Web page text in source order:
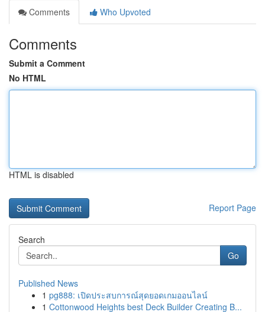
Comments
Who Upvoted
Comments
Submit a Comment
No HTML
HTML is disabled
Report Page
Search
Go
Published News
1 pg888: เปิดประสบการณ์สุดยอดเกมออนไลน์
1 Cottonwood Heights best Deck Builder Creating B...